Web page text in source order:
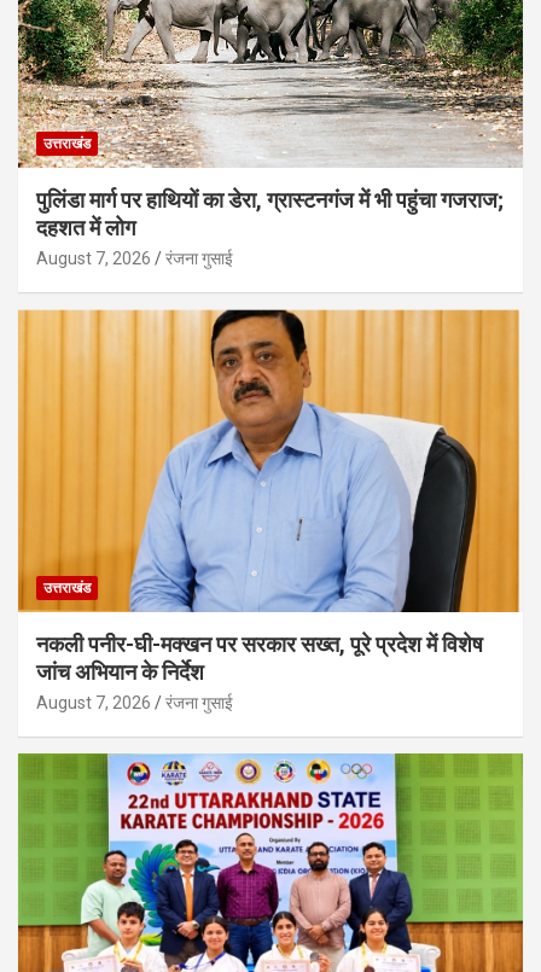
उत्तराखंड
पुलिंडा मार्ग पर हाथियों का डेरा, ग्रास्टनगंज में भी पहुंचा गजराज;
दहशत में लोग
August 7, 2026 रंजना गुसाई
उत्तराखंड
नकली पनीर-घी-मक्खन पर सरकार सख्त, पूरे प्रदेश में विशेष
जांच अभियान के निर्देश
August 7, 2026 रंजना गुसाई